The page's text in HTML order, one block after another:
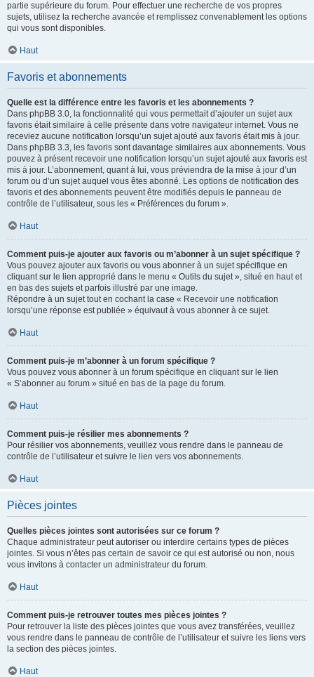
partie supérieure du forum. Pour effectuer une recherche de vos propres
sujets, utilisez la recherche avancée et remplissez convenablement les options
qui vous sont disponibles.
Haut
Favoris et abonnements
Quelle est la différence entre les favoris et les abonnements ?
Dans phpBB 3.0, la fonctionnalité qui vous permettait d’ajouter un sujet aux
favoris était similaire à celle présente dans votre navigateur internet. Vous ne
receviez aucune notification lorsqu’un sujet ajouté aux favoris était mis à jour.
Dans phpBB 3.3, les favoris sont davantage similaires aux abonnements. Vous
pouvez à présent recevoir une notification lorsqu’un sujet ajouté aux favoris est
mis à jour. L’abonnement, quant à lui, vous préviendra de la mise à jour d’un
forum ou d’un sujet auquel vous êtes abonné. Les options de notification des
favoris et des abonnements peuvent être modifiés depuis le panneau de
contrôle de l’utilisateur, sous les « Préférences du forum ».
Haut
Comment puis-je ajouter aux favoris ou m’abonner à un sujet spécifique ?
Vous pouvez ajouter aux favoris ou vous abonner à un sujet spécifique en
cliquant sur le lien approprié dans le menu « Outils du sujet », situé en haut et
en bas des sujets et parfois illustré par une image.
Répondre à un sujet tout en cochant la case « Recevoir une notification
lorsqu’une réponse est publiée » équivaut à vous abonner à ce sujet.
Haut
Comment puis-je m’abonner à un forum spécifique ?
Vous pouvez vous abonner à un forum spécifique en cliquant sur le lien
« S’abonner au forum » situé en bas de la page du forum.
Haut
Comment puis-je résilier mes abonnements ?
Pour résilier vos abonnements, veuillez vous rendre dans le panneau de
contrôle de l’utilisateur et suivre le lien vers vos abonnements.
Haut
Pièces jointes
Quelles pièces jointes sont autorisées sur ce forum ?
Chaque administrateur peut autoriser ou interdire certains types de pièces
jointes. Si vous n’êtes pas certain de savoir ce qui est autorisé ou non, nous
vous invitons à contacter un administrateur du forum.
Haut
Comment puis-je retrouver toutes mes pièces jointes ?
Pour retrouver la liste des pièces jointes que vous avez transférées, veuillez
vous rendre dans le panneau de contrôle de l’utilisateur et suivre les liens vers
la section des pièces jointes.
Haut